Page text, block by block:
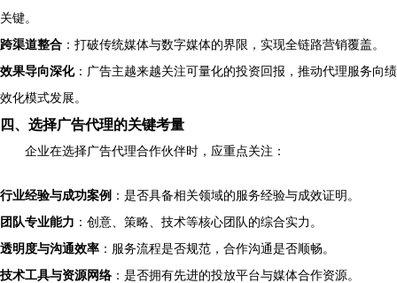
关键。
跨渠道整合 ：打破传统媒体与数字媒体的界限，实现全链路营销覆盖。
效果导向深化：广告主越来越关注可量化的投资回报，推动代理服务向绩
效化模式发展。
四、选择广告代理的关键考量
企业在选择广告代理合作伙伴时，应重点关注：
行业经验与成功案例 ：是否具备相关领域的服务经验与成效证明。
团队专业能力 ：创意、策略、技术等核心团队的综合实力。
透明度与沟通效率 ：服务流程是否规范，合作沟通是否顺畅。
技术工具与资源网络 ：是否拥有先进的投放平台与媒体合作资源。